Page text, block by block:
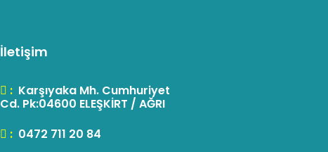
İletişim
: Karşıyaka Mh. Cumhuriyet
Cd. Pk:04600 ELEŞKİRT / AĞRI
: 0472 711 20 84